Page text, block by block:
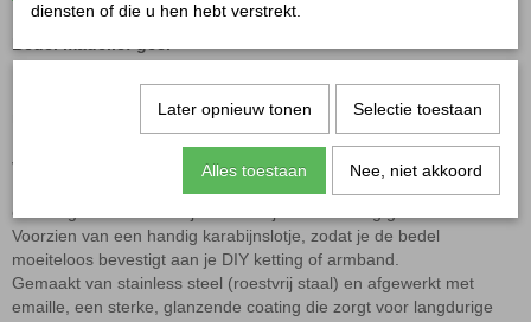
verhoogd op ligt voor een speels 3D-effect.
die het geheel een sierlijke en verfijnde uitstraling geven.
Voorzien van een handig karabijnslotje, zodat je de bedel
moeiteloos bevestigt aan je DIY ketting of armband.
Gemaakt van stainless steel (roestvrij staal) en afgewerkt met
emaille, een sterke, glanzende coating die zorgt voor langdurige
diensten of die u hen hebt verstrekt.
Later opnieuw tonen Selectie toestaan
Alles toestaan Nee, niet akkoord